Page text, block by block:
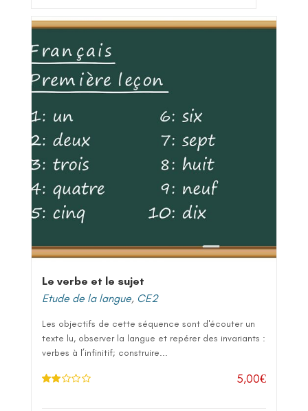
Le verbe et le sujet
Etude de la langue, CE2
Les objectifs de cette séquence sont d'écouter un
texte lu, observer la langue et repérer des invariants :
verbes à l’infinitif; construire...
5,00€